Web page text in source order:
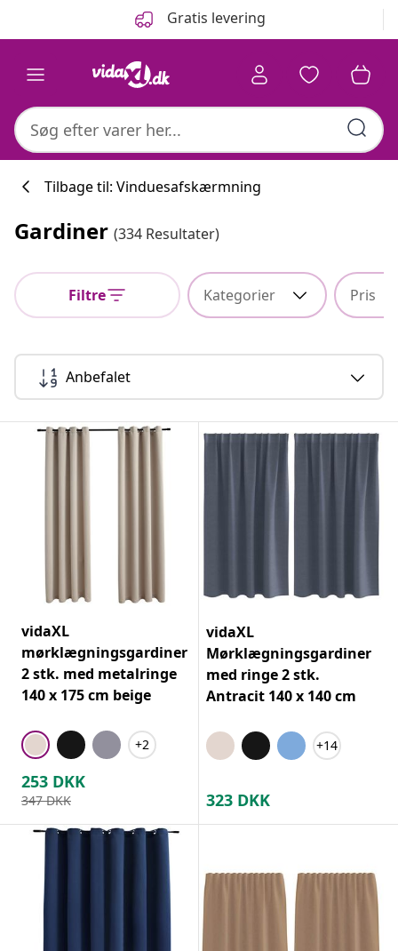
Gratis levering
Tilbage til: Vinduesafskærmning
Gardiner (334 Resultater)
Filtre Kategorier Pris
Anbefalet
vidaXL
mørklægningsgardiner
2 stk. med metalringe
140 x 175 cm beige
+2
253 DKK
347 DKK
vidaXL
Mørklægningsgardiner
med ringe 2 stk.
Antracit 140 x 140 cm
+14
323 DKK